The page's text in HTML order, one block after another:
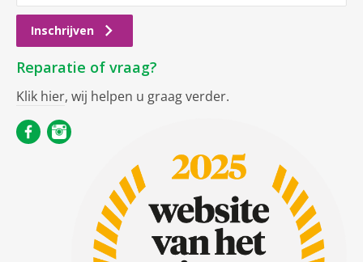
Inschrijven
Reparatie of vraag?
Klik hier, wij helpen u graag verder.